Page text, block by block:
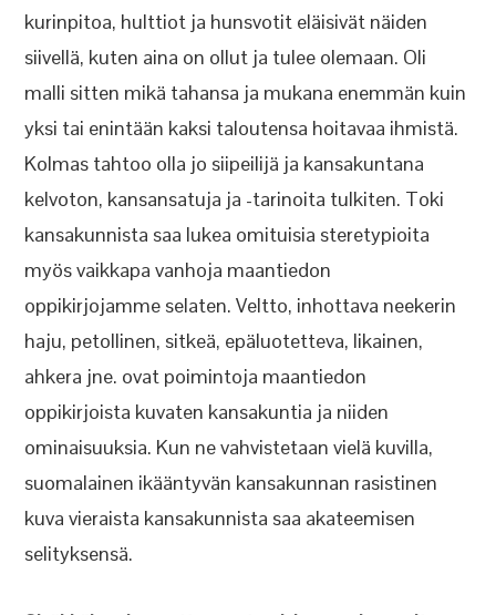
kurinpitoa, hulttiot ja hunsvotit eläisivät näiden
siivellä, kuten aina on ollut ja tulee olemaan. Oli
malli sitten mikä tahansa ja mukana enemmän kuin
yksi tai enintään kaksi taloutensa hoitavaa ihmistä.
Kolmas tahtoo olla jo siipeilijä ja kansakuntana
kelvoton, kansansatuja ja -tarinoita tulkiten. Toki
kansakunnista saa lukea omituisia steretypioita
myös vaikkapa vanhoja maantiedon
oppikirjojamme selaten. Veltto, inhottava neekerin
haju, petollinen, sitkeä, epäluotetteva, likainen,
ahkera jne. ovat poimintoja maantiedon
oppikirjoista kuvaten kansakuntia ja niiden
ominaisuuksia. Kun ne vahvistetaan vielä kuvilla,
suomalainen ikääntyvän kansakunnan rasistinen
kuva vieraista kansakunnista saa akateemisen
selityksensä.